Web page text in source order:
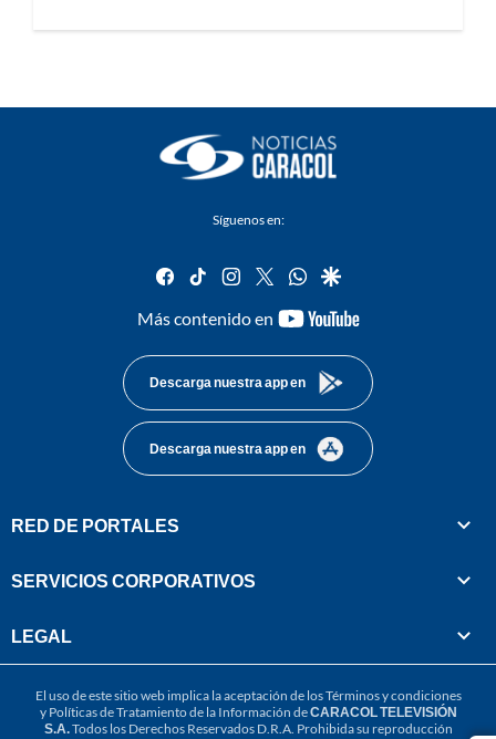
Síguenos en:
facebook
tiktok instagram
twitterwhatsapp
google
Más contenido en
youtube-
Descarga nuestra app en
Descarga nuestra app en
RED DE PORTALES
SERVICIOS CORPORATIVOS
LEGAL
El uso de este sitio web implica la aceptación de losTérminos y condiciones
y Políticas de Tratamiento de la Información deCARACOL TELEVISIÓN
S.A.Todos los Derechos Reservados D.R.A. Prohibida su reproducción